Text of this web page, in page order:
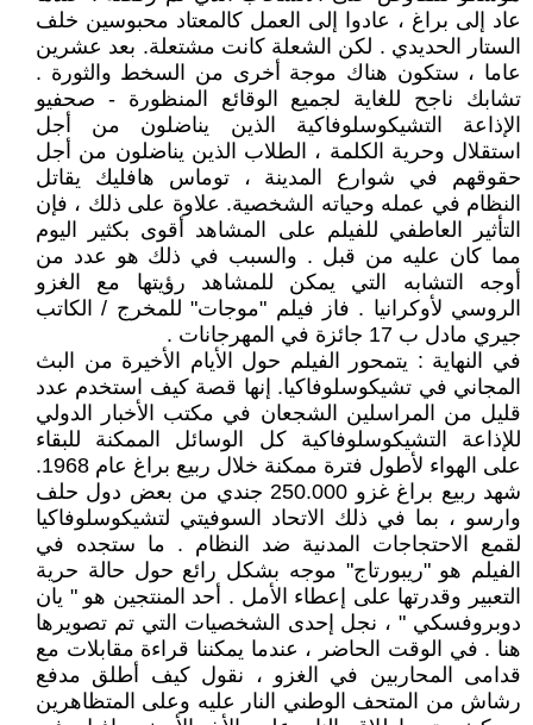
عاد إلى براغ ، عادوا إلى العمل كالمعتاد محبوسين خلف
الستار الحديدي . لكن الشعلة كانت مشتعلة. بعد عشرين
عاما ، ستكون هناك موجة أخرى من السخط والثورة .‏
‏تشابك ناجح للغاية لجميع الوقائع المنظورة - صحفيو
الإذاعة التشيكوسلوفاكية الذين يناضلون من أجل
استقلال وحرية الكلمة ، الطلاب الذين يناضلون من أجل
حقوقهم في شوارع المدينة ، توماس هافليك يقاتل
النظام في عمله وحياته الشخصية. علاوة على ذلك ، فإن
التأثير العاطفي للفيلم على المشاهد أقوى بكثير اليوم
مما كان عليه من قبل . والسبب في ذلك هو عدد من
أوجه التشابه التي يمكن للمشاهد رؤيتها مع الغزو
الروسي لأوكرانيا . فاز فيلم ‏‏"موجات‏‏" للمخرج / الكاتب
جيري مادل ب 17 جائزة في المهرجانات .
في النهاية : يتمحور الفيلم حول الأيام الأخيرة من البث
المجاني في تشيكوسلوفاكيا. إنها قصة كيف استخدم عدد
قليل من المراسلين الشجعان في مكتب الأخبار الدولي
للإذاعة التشيكوسلوفاكية كل الوسائل الممكنة للبقاء
على الهواء لأطول فترة ممكنة خلال ربيع براغ عام 1968.
شهد ربيع براغ غزو 250.000 جندي من بعض دول حلف
وارسو ، بما في ذلك الاتحاد السوفيتي لتشيكوسلوفاكيا
لقمع الاحتجاجات المدنية ضد النظام . ما ستجده في
الفيلم هو "ريبورتاج" موجه بشكل رائع حول حالة حرية
التعبير وقدرتها على إعطاء الأمل . أحد المنتجين هو " يان
دوبروفسكي " ، نجل إحدى الشخصيات التي تم تصويرها
هنا . في الوقت الحاضر ، عندما يمكننا قراءة مقابلات مع
قدامى المحاربين في الغزو ، نقول كيف أطلق مدفع
رشاش من المتحف الوطني النار عليه وعلى المتظاهرين